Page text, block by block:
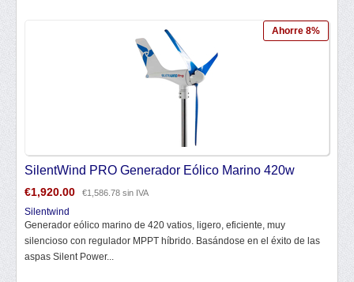
Ahorre 8%
SilentWind PRO Generador Eólico Marino 420w
€1,920.00 €1,586.78 sin IVA
Silentwind
Generador eólico marino de 420 vatios, ligero, eficiente, muy
silencioso con regulador MPPT híbrido. Basándose en el éxito de las
aspas Silent Power...